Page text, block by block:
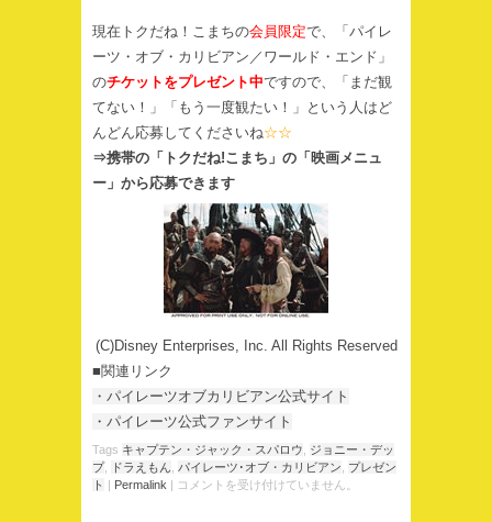
現在トクだね！こまちの会員限定で、「パイレ
ーツ・オブ・カリビアン／ワールド・エンド」
のチケットをプレゼント中ですので、「まだ観
てない！」「もう一度観たい！」という人はど
んどん応募してくださいね☆☆
⇒携帯の「トクだね!こまち」の「映画メニュ
ー」から応募できます
(C)Disney Enterprises, Inc. All Rights Reserved
■関連リンク
・パイレーツオブカリビアン公式サイト
・パイレーツ公式ファンサイト
Tags キャプテン・ジャック・スパロウ
ジョニー・デッ
プ, ドラえもん パイレーツ･オブ・カリビアン
プレゼン
ト | Permalink | コメントを受け付けていません。